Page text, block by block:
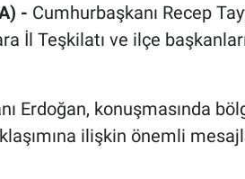
- Cumhurbaşkanı Recep
İl Teşkilatı ve ilçe
Erdoğan, konuşmasında
ilişkin önemli